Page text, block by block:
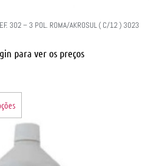
302 – 3 POL. ROMA/AKROSUL ( C/12 ) 3023
para ver os preços